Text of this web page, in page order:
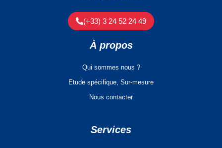
(+33) 3 24 52 24 49
À propos
Qui sommes nous ?
Etude spécifique, Sur-mesure
Nous contacter
Services